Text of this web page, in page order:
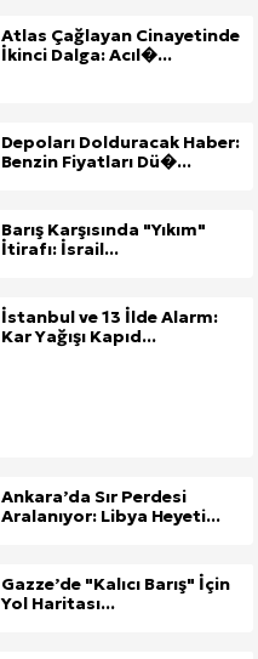
Atlas Çağlayan Cinayetinde
İkinci Dalga: Acıl�...
Depoları Dolduracak Haber:
Benzin Fiyatları Dü�...
Barış Karşısında "Yıkım"
İtirafı: İsrail...
İstanbul ve 13 İlde Alarm:
Kar Yağışı Kapıd...
Ankara’da Sır Perdesi
Aralanıyor: Libya Heyeti...
Gazze’de "Kalıcı Barış" İçin
Yol Haritası...